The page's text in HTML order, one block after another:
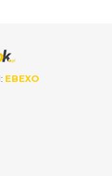
EBEXO